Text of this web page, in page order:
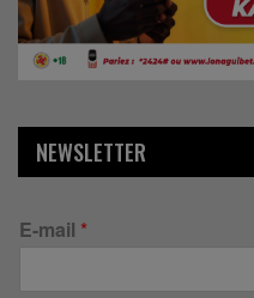
NEWSLETTER
E-mail *